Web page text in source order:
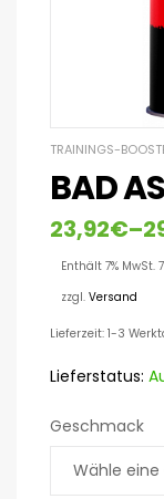
TRAININGS-
BAD
23,92€–
Enthält 7% MwSt. 7
zzgl. Versand
Lieferzeit: 1-3
Lieferstatus:
Geschmack